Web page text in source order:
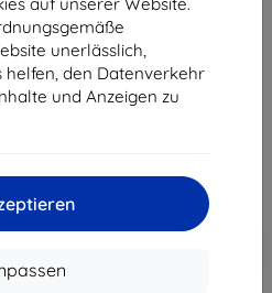
unerlässlich,
den Datenverkehr
und Anzeigen zu
für Xiaomi Poco
In den